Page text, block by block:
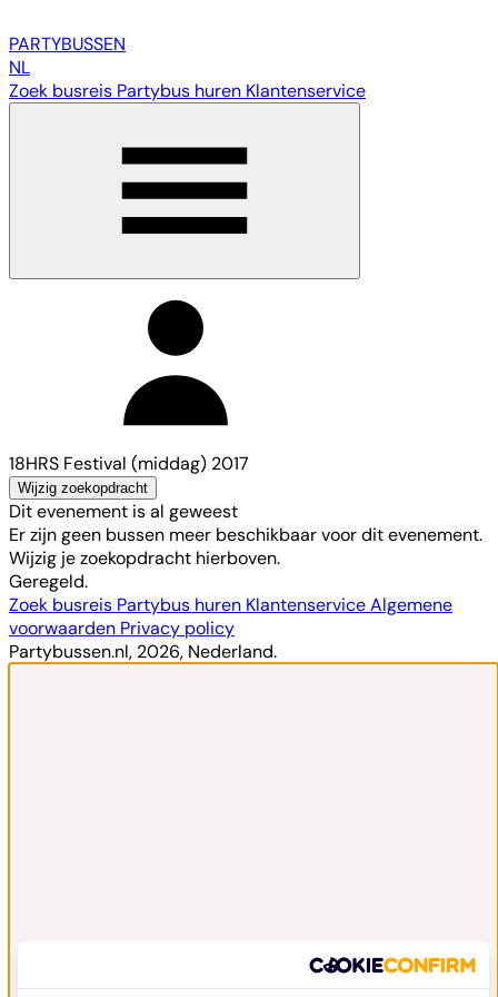
PARTYBUSSEN
NL
Zoek busreis Partybus huren Klantenservice
18HRS Festival (middag) 2017
Wijzig zoekopdracht
Dit evenement is al geweest
Er zijn geen bussen meer beschikbaar voor dit evenement.
Wijzig je zoekopdracht hierboven.
Geregeld.
Zoek busreis Partybus huren KlantenserviceAlgemene
voorwaarden Privacy policy
Partybussen.nl, 2026, Nederland.